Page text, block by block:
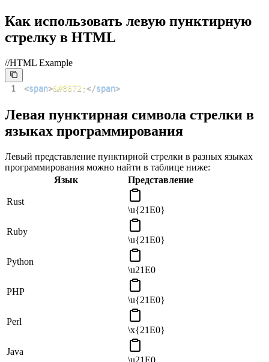
Как использовать левую пунктирную
стрелку в HTML
//HTML Example
1 <span>&#8672;</span>
Левая пунктирная символа стрелки в
языках программирования
Левый представление пунктирной стрелки в разных языках
программирования можно найти в таблице ниже:
Язык
Представление
Rust
\u{21E0}
Ruby
\u{21E0}
Python
\u21E0
PHP
\u{21E0}
Perl
\x{21E0}
Java
\u21E0